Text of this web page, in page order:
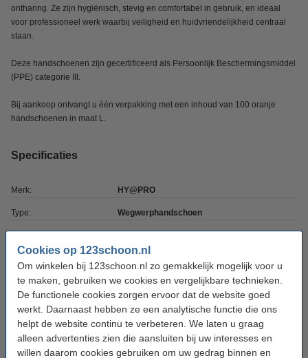
Cookies op 123schoon.nl
Om winkelen bij 123schoon.nl zo gemakkelijk mogelijk voor u
te maken, gebruiken we cookies en vergelijkbare technieken.
De functionele cookies zorgen ervoor dat de website goed
werkt. Daarnaast hebben ze een analytische functie die ons
helpt de website continu te verbeteren. We laten u graag
alleen advertenties zien die aansluiten bij uw interesses en
willen daarom cookies gebruiken om uw gedrag binnen en
ontharing. Ze zijn hygiënisch, stevig en comfortabel in gebruik, en ideaal
voor professioneel werk waarbij veiligheid en huidvriendelijkheid centraal
staan.
Deze handschoenen zijn gecertificeerd als Persoonlijk Beschermingsmiddel
(PPE) categorie III.
Bij aankoop ontvangt u één verpakking met een inhoud van 100 oranje
handschoenen in maat L.
Specificaties
Merk: HY@PRO
Type: Wegwerphandschoen
Aantal: 100 stuks
Keurmerk: PPE Cat III